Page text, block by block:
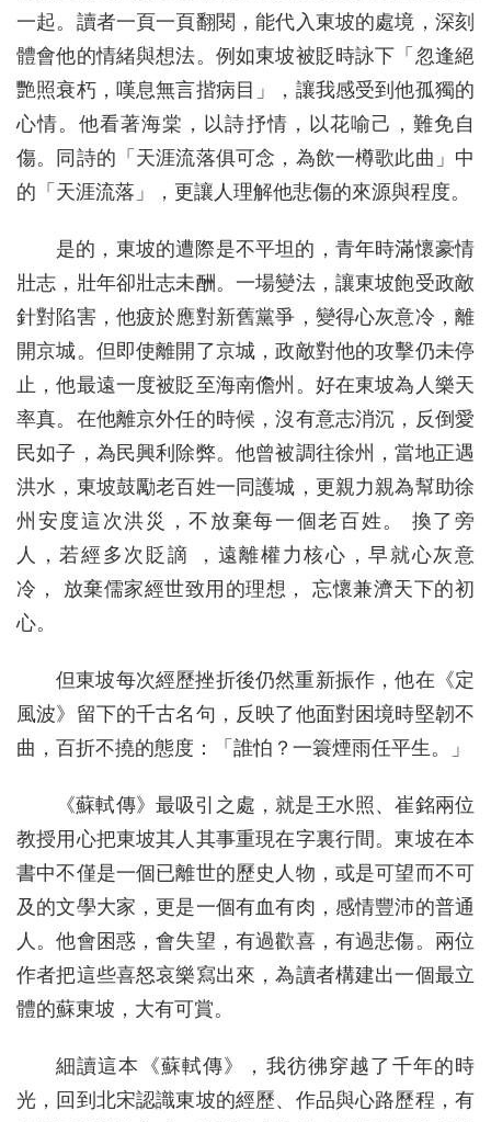
一起。讀者一頁一頁翻閱，能代入東坡的處境，深刻
體會他的情緒與想法。例如東坡被貶時詠下「忽逢絕
艷照衰朽，嘆息無言揩病目」，讓我感受到他孤獨的
心情。他看著海棠，以詩抒情，以花喻己，難免自
傷。同詩的「天涯流落俱可念，為飲一樽歌此曲」中
的「天涯流落」，更讓人理解他悲傷的來源與程度。
是的，東坡的遭際是不平坦的，青年時滿懷豪情
壯志，壯年卻壯志未酬。一場變法，讓東坡飽受政敵
針對陷害，他疲於應對新舊黨爭，變得心灰意冷，離
開京城。但即使離開了京城，政敵對他的攻擊仍未停
止，他最遠一度被貶至海南儋州。好在東坡為人樂天
率真。在他離京外任的時候，沒有意志消沉，反倒愛
民如子，為民興利除弊。他曾被調往徐州，當地正遇
洪水，東坡鼓勵老百姓一同護城，更親力親為幫助徐
州安度這次洪災，不放棄每一個老百姓。 換了旁
人，若經多次貶謫 ，遠離權力核心，早就心灰意
冷， 放棄儒家經世致用的理想， 忘懷兼濟天下的初
心。
但東坡每次經歷挫折後仍然重新振作，他在《定
風波》留下的千古名句，反映了他面對困境時堅韌不
曲，百折不撓的態度：「誰怕？一簑煙雨任平生。」
《蘇軾傳》最吸引之處，就是王水照、崔銘兩位
教授用心把東坡其人其事重現在字裏行間。東坡在本
書中不僅是一個已離世的歷史人物，或是可望而不可
及的文學大家，更是一個有血有肉，感情豐沛的普通
人。他會困惑，會失望，有過歡喜，有過悲傷。兩位
作者把這些喜怒哀樂寫出來，為讀者構建出一個最立
體的蘇東坡，大有可賞。
細讀這本《蘇軾傳》，我彷彿穿越了千年的時
光，回到北宋認識東坡的經歷、作品與心路歷程，有